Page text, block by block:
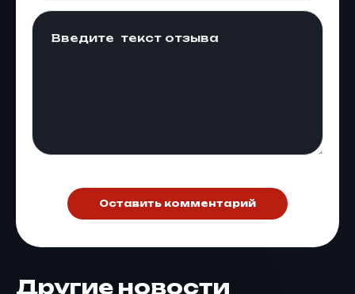
Оставить комментарий
Другие новости